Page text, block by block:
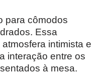
para cômodos
Essa
intimista e
interação entre os
à mesa.